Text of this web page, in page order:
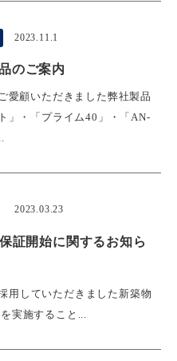
2023.11.1
のご案内
愛顧いただきました弊社製品
」・「プライム40」・「AN-
2023.03.23
証開始に関するお知ら
用していただきました新築物
実施すること...